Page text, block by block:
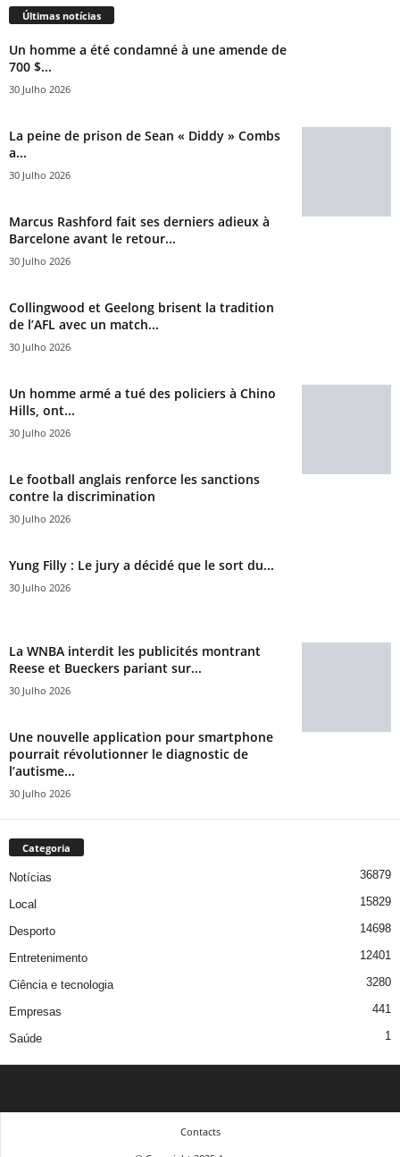
Últimas notícias
Un homme a été condamné à une amende de
700 $...
30 Julho 2026
La peine de prison de Sean « Diddy » Combs
a...
30 Julho 2026
Marcus Rashford fait ses derniers adieux à
Barcelone avant le retour...
30 Julho 2026
Collingwood et Geelong brisent la tradition
de l’AFL avec un match...
30 Julho 2026
Un homme armé a tué des policiers à Chino
Hills, ont...
30 Julho 2026
Le football anglais renforce les sanctions
contre la discrimination
30 Julho 2026
Yung Filly : Le jury a décidé que le sort du...
30 Julho 2026
La WNBA interdit les publicités montrant
Reese et Bueckers pariant sur...
30 Julho 2026
Une nouvelle application pour smartphone
pourrait révolutionner le diagnostic de
l’autisme...
30 Julho 2026
Categoria
Notícias 36879
Local 15829
Desporto 14698
Entretenimento 12401
Ciência e tecnologia 3280
Empresas 441
Saúde 1
Contacts